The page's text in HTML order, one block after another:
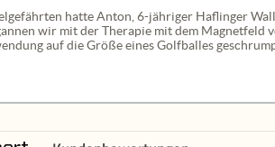
hatte Anton, 6-jähriger Haflinger
wir mit der Therapie mit dem
auf die Größe eines Golfballes